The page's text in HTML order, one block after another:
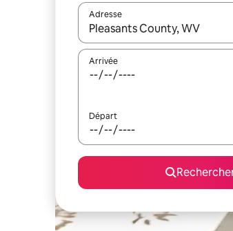
Adresse
Lorsque les résultats
Arrivée
Départ